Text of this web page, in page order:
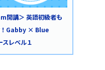
開講＞ 英語初級者も
！Gabby × Blue
レベル１